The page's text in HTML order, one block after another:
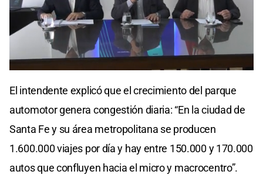
El intendente explicó que el crecimiento del parque
automotor genera congestión diaria: “En la ciudad de
Santa Fe y su área metropolitana se producen
1.600.000 viajes por día y hay entre 150.000 y 170.000
autos que confluyen hacia el micro y macrocentro”.